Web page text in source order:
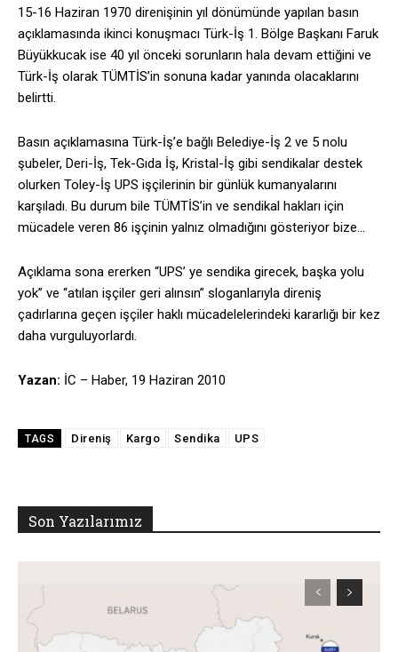
15-16 Haziran 1970 direnişinin yıl dönümünde yapılan basın
açıklamasında ikinci konuşmacı Türk-İş 1. Bölge Başkanı Faruk
Büyükkucak ise 40 yıl önceki sorunların hala devam ettiğini ve
Türk-İş olarak TÜMTİS’in sonuna kadar yanında olacaklarını
belirtti.
Basın açıklamasına Türk-İş’e bağlı Belediye-İş 2 ve 5 nolu
şubeler, Deri-İş, Tek-Gıda İş, Kristal-İş gibi sendikalar destek
olurken Toley-İş UPS işçilerinin bir günlük kumanyalarını
karşıladı. Bu durum bile TÜMTİS’in ve sendikal hakları için
mücadele veren 86 işçinin yalnız olmadığını gösteriyor bize…
Açıklama sona ererken “UPS’ ye sendika girecek, başka yolu
yok” ve “atılan işçiler geri alınsın” sloganlarıyla direniş
çadırlarına geçen işçiler haklı mücadelelerindeki kararlığı bir kez
daha vurguluyorlardı.
Yazan: İC – Haber, 19 Haziran 2010
TAGS Direniş Kargo Sendika UPS
Son Yazılarımız